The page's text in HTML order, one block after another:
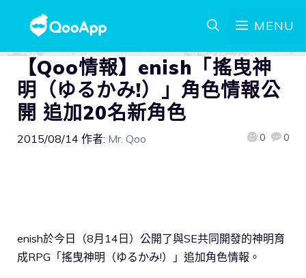
MENU
【Qoo情報】enish「搖曳神
明（ゆるかみ!）」角色情報公
開 追加20名新角色
2015/08/14 作者: Mr. Qoo 0 0
enish於今日（8月14日）公開了與SE共同開發的神明育
成RPG「搖曳神明（ゆるかみ!）」追加角色情報。